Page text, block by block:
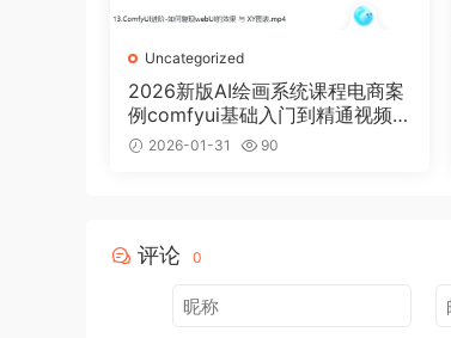
Uncategorized
2026新版AI绘画系统课程电商案
例comfyui基础入门到精通视频
教程2026-01-31 90
评论 0